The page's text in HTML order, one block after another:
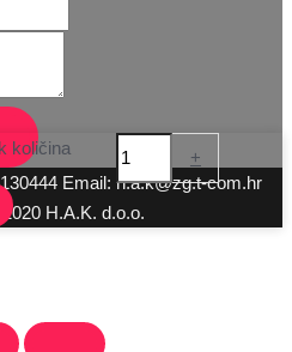
Email: h.a.k@zg.t-com.hr
H.A.K. d.o.o.
količina +